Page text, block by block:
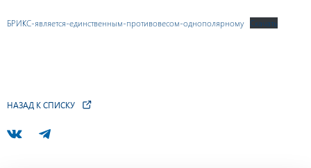
БРИКС-является-единственным-противовесом-однополярному Скачать
НАЗАД К СПИСКУ